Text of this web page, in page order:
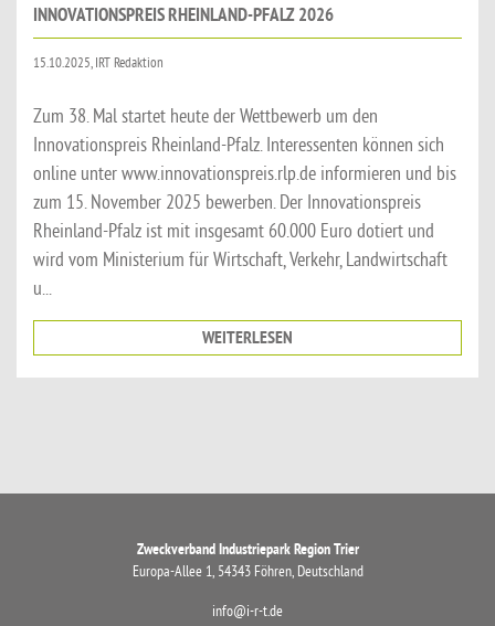
INNOVATIONSPREIS RHEINLAND-PFALZ 2026
15.10.2025, IRT Redaktion
Zum 38. Mal startet heute der Wettbewerb um den
Innovationspreis Rheinland-Pfalz. Interessenten können sich
online unter www.innovationspreis.rlp.de informieren und bis
zum 15. November 2025 bewerben. Der Innovationspreis
Rheinland-Pfalz ist mit insgesamt 60.000 Euro dotiert und
wird vom Ministerium für Wirtschaft, Verkehr, Landwirtschaft
u...
WEITERLESEN
Zweckverband Industriepark Region Trier
Europa-Allee 1, 54343 Föhren, Deutschland
info@i-r-t.de